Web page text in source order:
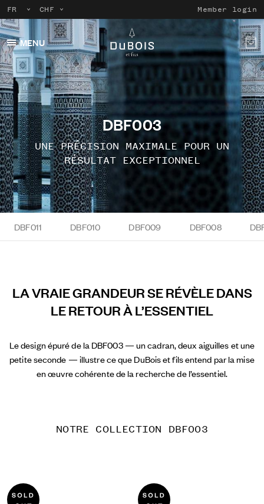
Member login
MENU
DBF003
UNE PRÉCISION MAXIMALE POUR UN
RÉSULTAT EXCEPTIONNEL
DBF011 DBF010 DBF009 DBF008
LA VRAIE GRANDEUR SE RÉVÈLE DANS
LE RETOUR À L’ESSENTIEL
Le design épuré de la DBF003 — un cadran, deux aiguilles et une
petite seconde — illustre ce que DuBois et fils entend par la mise
en œuvre cohérente de la recherche de l’essentiel.
NOTRE COLLECTION DBF003